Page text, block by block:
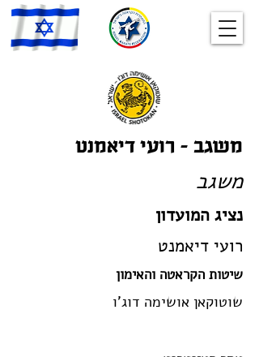
משגב – רועי דיאמנט
משגב
נציג המועדון
רועי דיאמנט
שיטות הקראטה והאימון
שוטוקאן אושימה דוג'ו